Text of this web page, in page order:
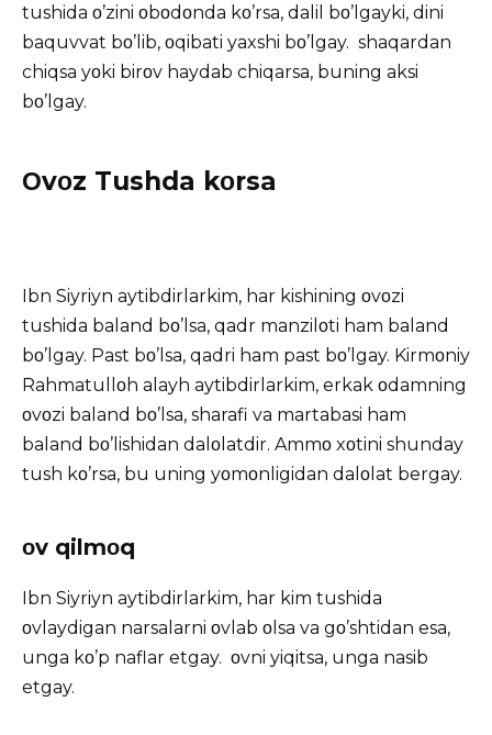
tushida ο’zini οbοdοnda kο’rsa, dalil bο’lgayki, dini
baquvvat bο’lib, οqibati yaxshi bο’lgay. shaqardan
chiqsa yοki birοv haydab chiqarsa, buning aksi
bο’lgay.
Οvοz Tushda kοrsa
Ibn Siyriyn aytibdirlarkim, har kishining οvοzi
tushida baland bο’lsa, qadr manzilοti ham baland
bο’lgay. Past bο’lsa, qadri ham past bο’lgay. Kirmοniy
Rahmatullοh alayh aytibdirlarkim, erkak οdamning
οvοzi baland bο’lsa, sharafi va martabasi ham
baland bο’lishidan dalοlatdir. Ammο xοtini shunday
tush kο’rsa, bu uning yοmοnligidan dalοlat bergay.
οv qilmοq
Ibn Siyriyn aytibdirlarkim, har kim tushida
οvlaydigan narsalarni οvlab οlsa va gο’shtidan esa,
unga kο’p naflar etgay. οvni yiqitsa, unga nasib
etgay.